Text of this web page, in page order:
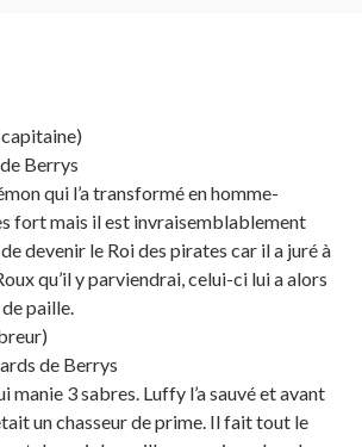
Berrys
qui l’a transformé en homme-
fort mais il est invraisemblablement
devenir le Roi des pirates car il a juré à
qu’il y parviendrai, celui-ci lui a alors
paille.
de Berrys
manie 3 sabres. Luffy l’a sauvé et avant
un chasseur de prime. Il fait tout le